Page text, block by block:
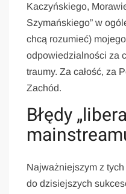
Kaczyńskiego,
Szymańskiego” w
chcą rozumieć)
odpowiedzialności za
traumy. Za całość, za
Zachód.
Błędy
Najważniejszym z tych
do dzisiejszych